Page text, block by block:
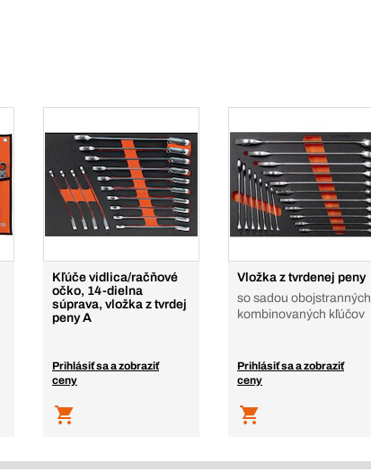
Kľúče vidlica/račňové
očko, 14-dielna
súprava, vložka z tvrdej
peny A
Prihlásiť sa a zobraziť
ceny
Vložka z tvrdenej peny
so sadou obojstranných
kombinovaných kľúčov
Prihlásiť sa a zobraziť
ceny